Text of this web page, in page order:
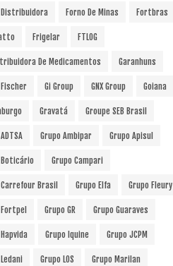
Distribuidora Forno De Minas Fortbras
Frigelar FTLOG
De Medicamentos Garanhuns
Gi Group GNX Group Goiana
Gravatá Groupe SEB Brasil
Grupo Ambipar Grupo Apisul
Boticário Grupo Campari
Brasil Grupo Elfa Grupo Fleury
Grupo GR Grupo Guaraves
Grupo Iquine Grupo JCPM
Grupo LOS Grupo Marilan